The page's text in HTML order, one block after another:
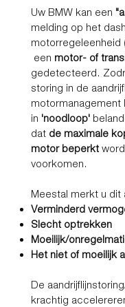
Uw BMW kan een
melding op het
motorregeleenheid
een motor- of
gedetecteerd.
storing in de
motormanagement
in 'noodloop'
dat de maximale
motor beperkt
voorkomen.
Meestal merkt u dit
Verminderd
Slecht optrekken
Moeilijk/
Het niet of moeilijk
De
krachtig